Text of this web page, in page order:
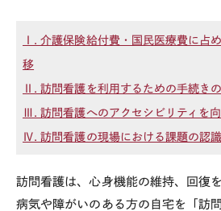
Ⅰ. 介護保険給付費・国民医療費に占
移
Ⅱ. 訪問看護を利用するための手続き
Ⅲ. 訪問看護へのアクセシビリティを
Ⅳ. 訪問看護の現場における課題の認識
訪問看護は、心身機能の維持、回復
病気や障がいのある方の自宅を「訪